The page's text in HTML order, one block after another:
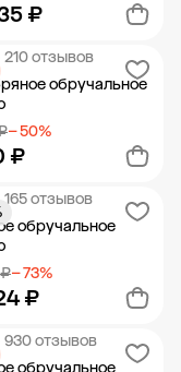
₽
в корзину
210 отзывов
обручальное
− 50%
₽
в корзину
165 отзывов
обручальное
− 73%
₽
в корзину
930 отзывов
обручальное